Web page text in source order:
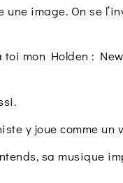
une image. On se
toi mon Holden :
y joue comme un
sa musique